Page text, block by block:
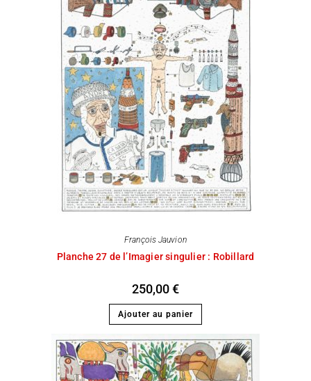
François Jauvion
Planche 27 de l’Imagier singulier : Robillard
250,00€
Ajouter au panier